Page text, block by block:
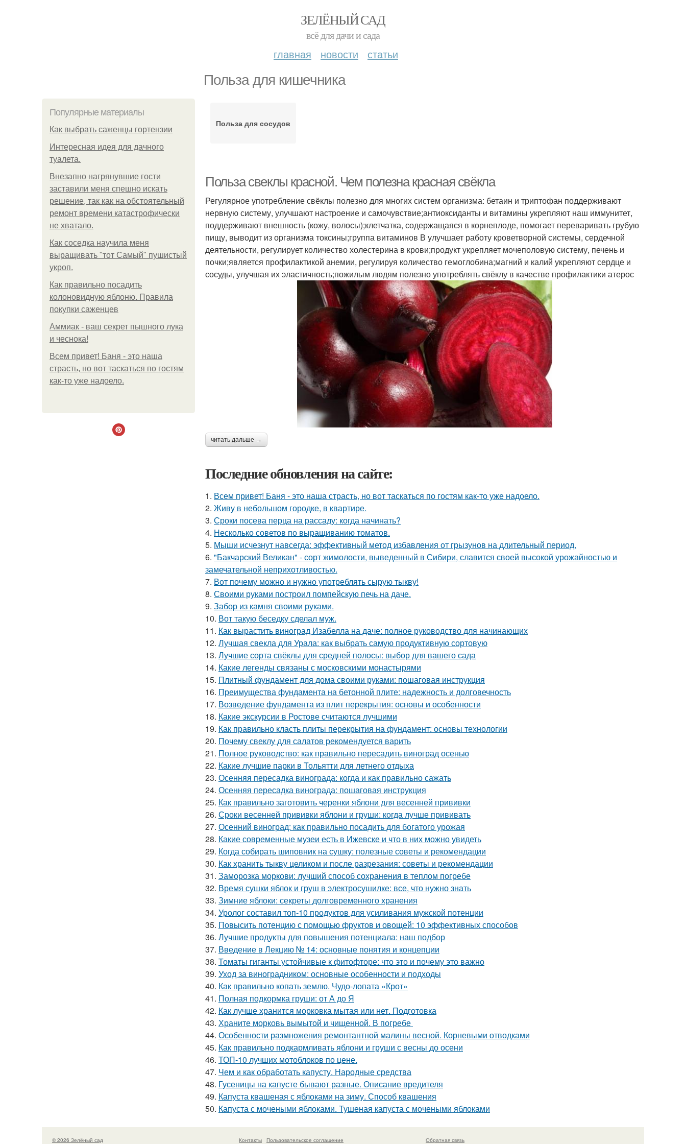
ЗЕЛЁНЫЙ САД
всё для дачи и сада
главная новости статьи
Польза для кишечника
Популярные материалы
Как выбрать саженцы гортензии
Интересная идея для дачного
туалета.
Внезапно нагрянувшие гости
заставили меня спешно искать
решение, так как на обстоятельный
ремонт времени катастрофически
не хватало.
Как соседка научила меня
выращивать "тот Самый" пушистый
укроп.
Как правильно посадить
колоновидную яблоню. Правила
покупки саженцев
Аммиак - ваш секрет пышного лука
и чеснока!
Всем привет! Баня - это наша
страсть, но вот таскаться по гостям
как-то уже надоело.
Польза для сосудов
Польза свеклы красной. Чем полезна красная свёкла
Регулярное употребление свёклы полезно для многих систем организма: бетаин и триптофан поддерживают
нервную систему, улучшают настроение и самочувствие;антиоксиданты и витамины укрепляют наш иммунитет,
поддерживают внешность (кожу, волосы);клетчатка, содержащаяся в корнеплоде, помогает переваривать грубую
пищу, выводит из организма токсины;группа витаминов В улучшает работу кроветворной системы, сердечной
деятельности, регулирует количество холестерина в крови;продукт укрепляет мочеполовую систему, печень и
почки;является профилактикой анемии, регулируя количество гемоглобина;магний и калий укрепляют сердце и
сосуды, улучшая их эластичность;пожилым людям полезно употреблять свёклу в качестве профилактики атерос
читать дальше →
Последние обновления на сайте:
1. Всем привет! Баня - это наша страсть, но вот таскаться по гостям как-то уже надоело.
2. Живу в небольшом городке, в квартире.
3. Сроки посева перца на рассаду: когда начинать?
4. Несколько советов по выращиванию томатов.
5. Мыши исчезнут навсегда: эффективный метод избавления от грызунов на длительный период.
6. "Бакчарский Великан" - сорт жимолости, выведенный в Сибири, славится своей высокой урожайностью и
замечательной неприхотливостью.
7. Вот почему можно и нужно употреблять сырую тыкву!
8. Своими руками построил помпейскую печь на даче.
9. Забор из камня своими руками.
10. Вот такую беседку сделал муж.
11. Как вырастить виноград Изабелла на даче: полное руководство для начинающих
12. Лучшая свекла для Урала: как выбрать самую продуктивную сортовую
13. Лучшие сорта свёклы для средней полосы: выбор для вашего сада
14. Какие легенды связаны с московскими монастырями
15. Плитный фундамент для дома своими руками: пошаговая инструкция
16. Преимущества фундамента на бетонной плите: надежность и долговечность
17. Возведение фундамента из плит перекрытия: основы и особенности
18. Какие экскурсии в Ростове считаются лучшими
19. Как правильно класть плиты перекрытия на фундамент: основы технологии
20. Почему свеклу для салатов рекомендуется варить
21. Полное руководство: как правильно пересадить виноград осенью
22. Какие лучшие парки в Тольятти для летнего отдыха
23. Осенняя пересадка винограда: когда и как правильно сажать
24. Осенняя пересадка винограда: пошаговая инструкция
25. Как правильно заготовить черенки яблони для весенней прививки
26. Сроки весенней прививки яблони и груши: когда лучше прививать
27. Осенний виноград: как правильно посадить для богатого урожая
28. Какие современные музеи есть в Ижевске и что в них можно увидеть
29. Когда собирать шиповник на сушку: полезные советы и рекомендации
30. Как хранить тыкву целиком и после разрезания: советы и рекомендации
31. Заморозка моркови: лучший способ сохранения в теплом погребе
32. Время сушки яблок и груш в электросушилке: все, что нужно знать
33. Зимние яблоки: секреты долговременного хранения
34. Уролог составил топ-10 продуктов для усиливания мужской потенции
35. Повысить потенцию с помощью фруктов и овощей: 10 эффективных способов
36. Лучшие продукты для повышения потенциала: наш подбор
37. Введение в Лекцию № 14: основные понятия и концепции
38. Томаты гиганты устойчивые к фитофторе: что это и почему это важно
39. Уход за виноградником: основные особенности и подходы
40. Как правильно копать землю. Чудо-лопата «Крот»
41. Полная подкормка груши: от А до Я
42. Как лучше хранится морковка мытая или нет. Подготовка
43. Храните морковь вымытой и чищенной. В погребе
44. Особенности размножения ремонтантной малины весной. Корневыми отводками
45. Как правильно подкармливать яблони и груши с весны до осени
46. ТОП-10 лучших мотоблоков по цене.
47. Чем и как обработать капусту. Народные средства
48. Гусеницы на капусте бывают разные. Описание вредителя
49. Капуста квашеная с яблоками на зиму. Способ квашения
50. Капуста с мочеными яблоками. Тушеная капуста с мочеными яблоками
© 2026 Зелёный сад Контакты Пользовательское соглашение Обратная связь